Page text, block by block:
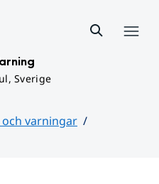
Sverige
varningar